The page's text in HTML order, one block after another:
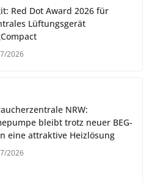
Red Dot Award 2026 für
Lüftungsgerät
2026
NRW:
bleibt trotz neuer BEG-
eine attraktive Heizlösung
2026